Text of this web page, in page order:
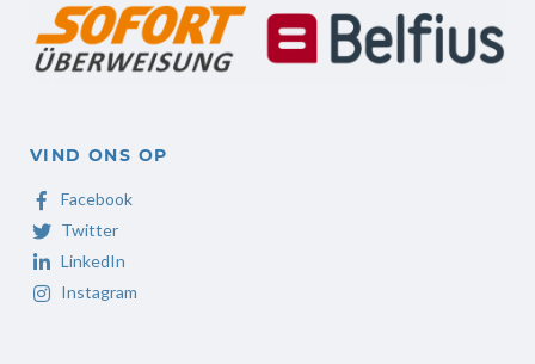
VIND ONS OP
Facebook
Twitter
LinkedIn
Instagram